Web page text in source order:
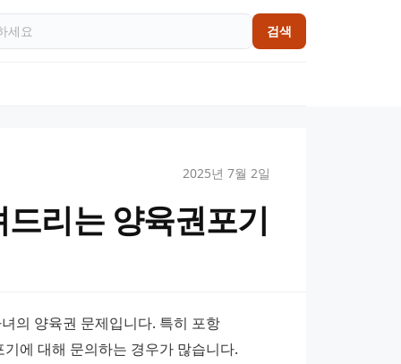
검색
2025년 7월 2일
리는 양육권포기
의 양육권 문제입니다. 특히 포항
에 대해 문의하는 경우가 많습니다.